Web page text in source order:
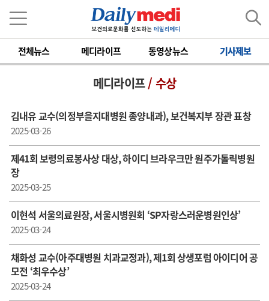
전체뉴스 메디라이프 동영상뉴스 기사제보
메디라이프/ 수상
김내유 교수( 의정부을지대병원 종양내과), 보건복지부 장관 표창
2025-03-26
제41회 보령의료봉사상 대상, 하이디 브라우크만 원주가톨릭병원
장
2025-03-25
이현석 서울의료원장, 서울시병원회 ‘SP자랑스러운병원인상’
2025-03-24
채화성 교수(아주대병원 치과교정과), 제1회 상생포럼 아이디어 공
모전 ‘최우수상’
2025-03-24